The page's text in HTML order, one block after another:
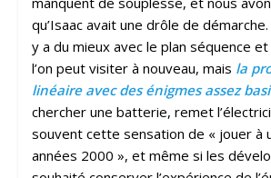
qu’Isaac avait une drôle de
y a du mieux avec le plan séquence
l’on peut visiter à nouveau, mais la
linéaire avec des énigmes assez
chercher une batterie, remet
souvent cette sensation de « jouer à
années 2000 », et même si les